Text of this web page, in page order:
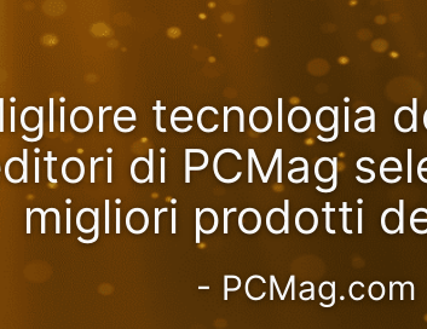
tecnologia
di PCMag
migliori prodotti
- PCMag.com
Gen2 offre
con Ryzen!
più veloce -